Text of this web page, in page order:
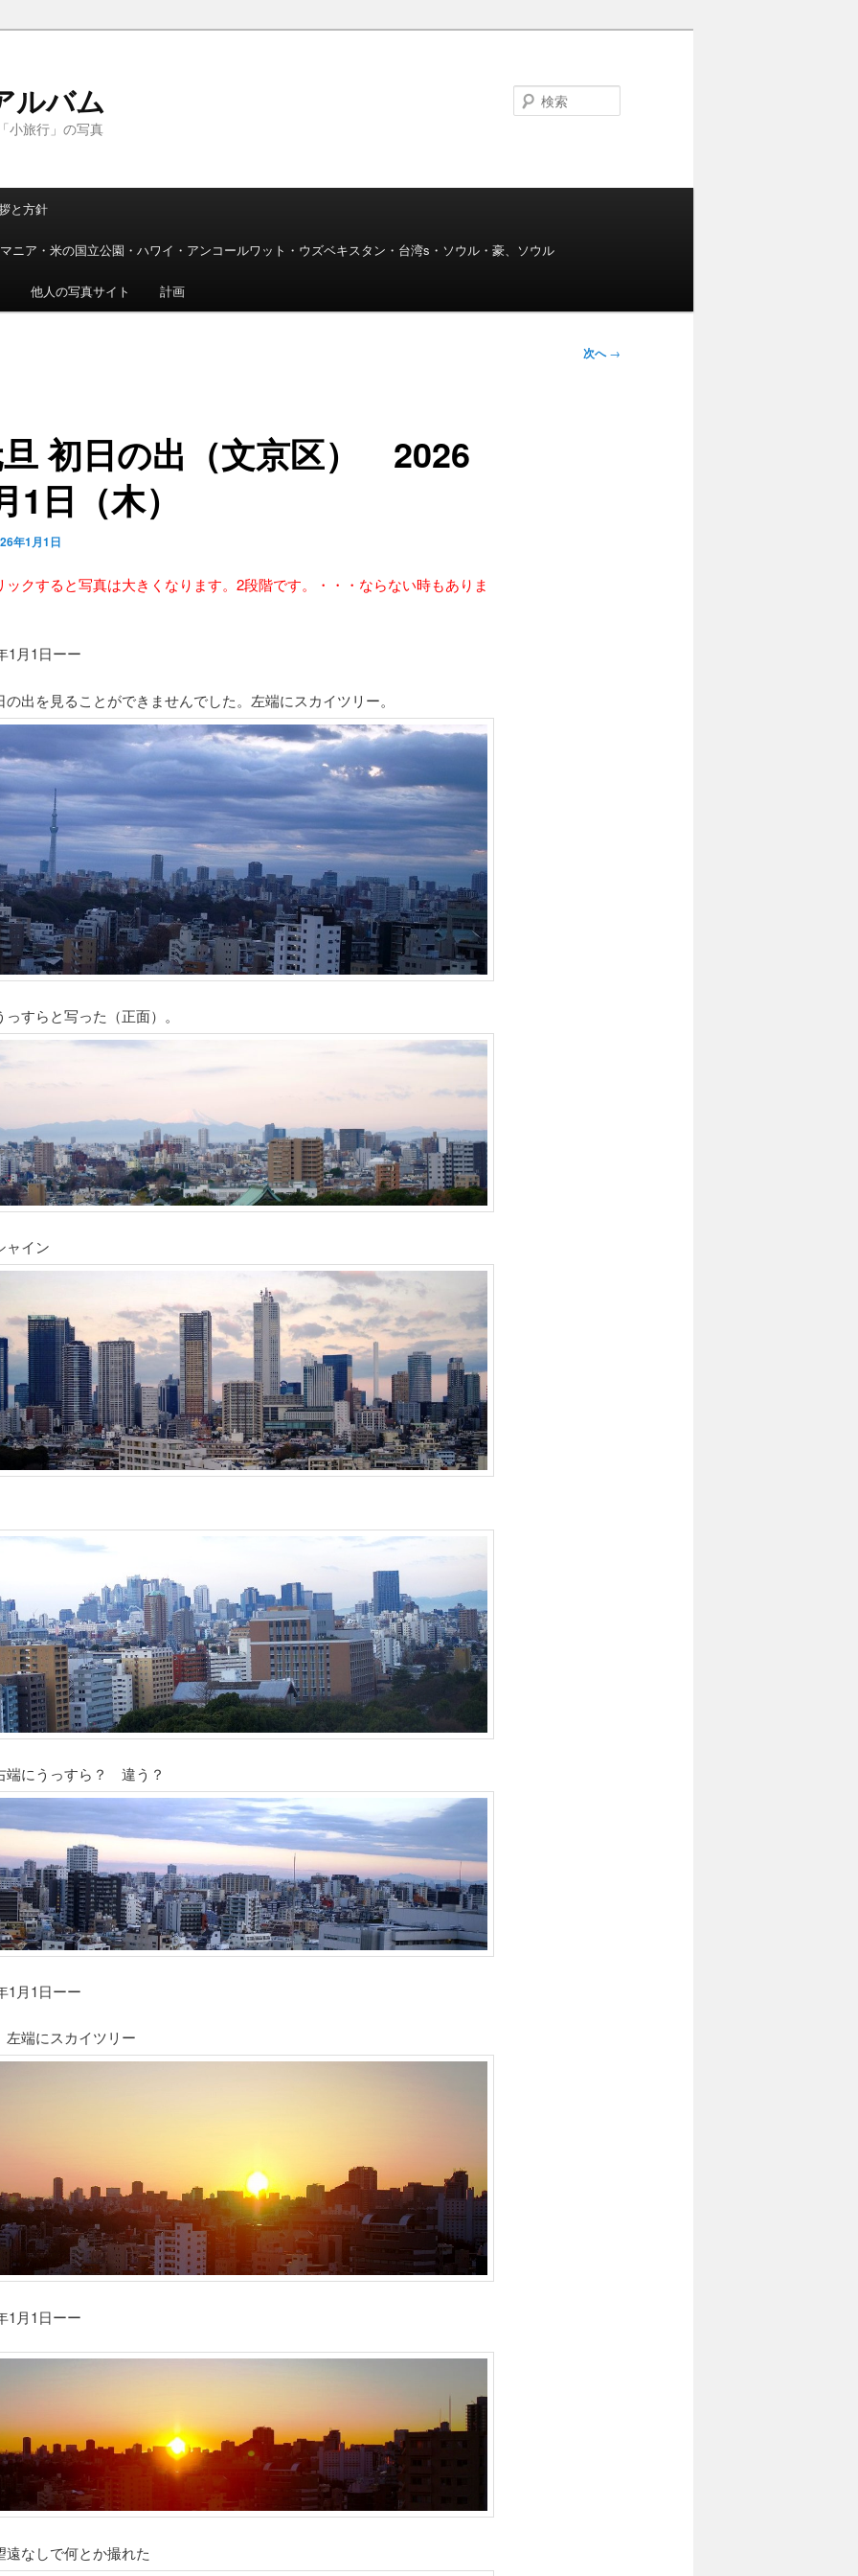
ルバム
小旅行」の写真
と方針
ニア・米の国立公園・ハワイ・アンコールワット・ウズベキスタン・台湾s・ソウル・豪、ソウル
他人の写真サイト 計画
次へ→
初日の出（文京区） 2026
1日（木）
年1月1日
ックすると写真は大きくなります。2段階です。・・・ならない時もありま
1月1日ーー
の出を見ることができませんでした。左端にスカイツリー。
すらと写った（正面）。
ャイン
端にうっすら？ 違う？
1月1日ーー
左端にスカイツリー
1月1日ーー
遠なしで何とか撮れた